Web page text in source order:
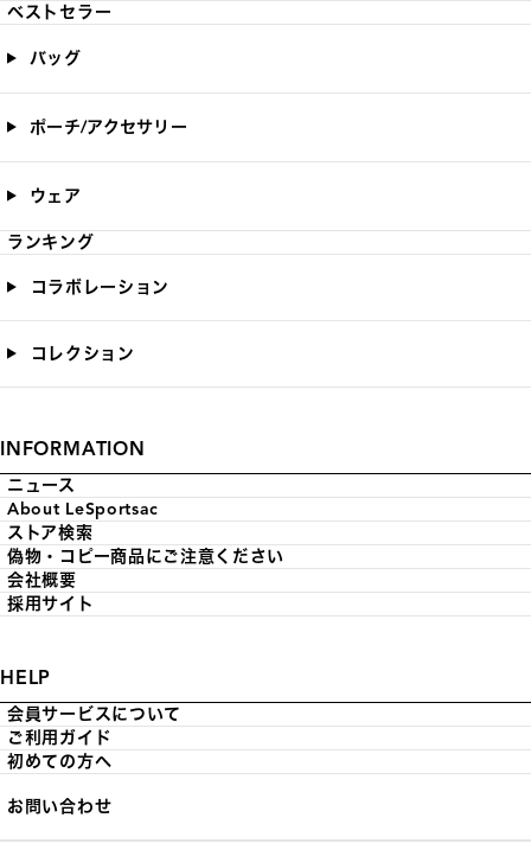
ベストセラー
バッグ
ポーチ/アクセサリー
ウェア
ランキング
コラボレーション
コレクション
INFORMATION
ニュース
About LeSportsac
ストア検索
偽物・コピー商品にご注意ください
会社概要
採用サイト
HELP
会員サービスについて
ご利用ガイド
初めての方へ
お問い合わせ